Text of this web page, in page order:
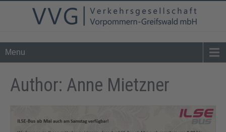
Tel. 0 39 76 - 24 02 - 0info@vvg-bus.de
Menu
Author: Anne Mietzner